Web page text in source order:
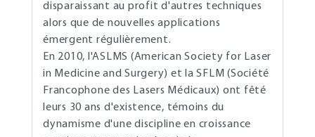
disparaissant au profit d'autres techniques
alors que de nouvelles applications
émergent régulièrement.
En 2010, l'ASLMS (American Society for Laser
in Medicine and Surgery) et la SFLM (Société
Francophone des Lasers Médicaux) ont fêté
leurs 30 ans d'existence, témoins du
dynamisme d'une discipline en croissance